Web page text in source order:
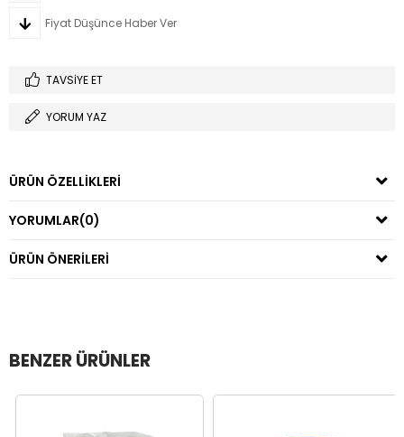
Fiyat Düşünce Haber Ver
TAVSIYE ET
YORUM YAZ
ÜRÜN ÖZELLIKLERI
YORUMLAR(0)
ÜRÜN ÖNERILERI
BENZER ÜRÜNLER